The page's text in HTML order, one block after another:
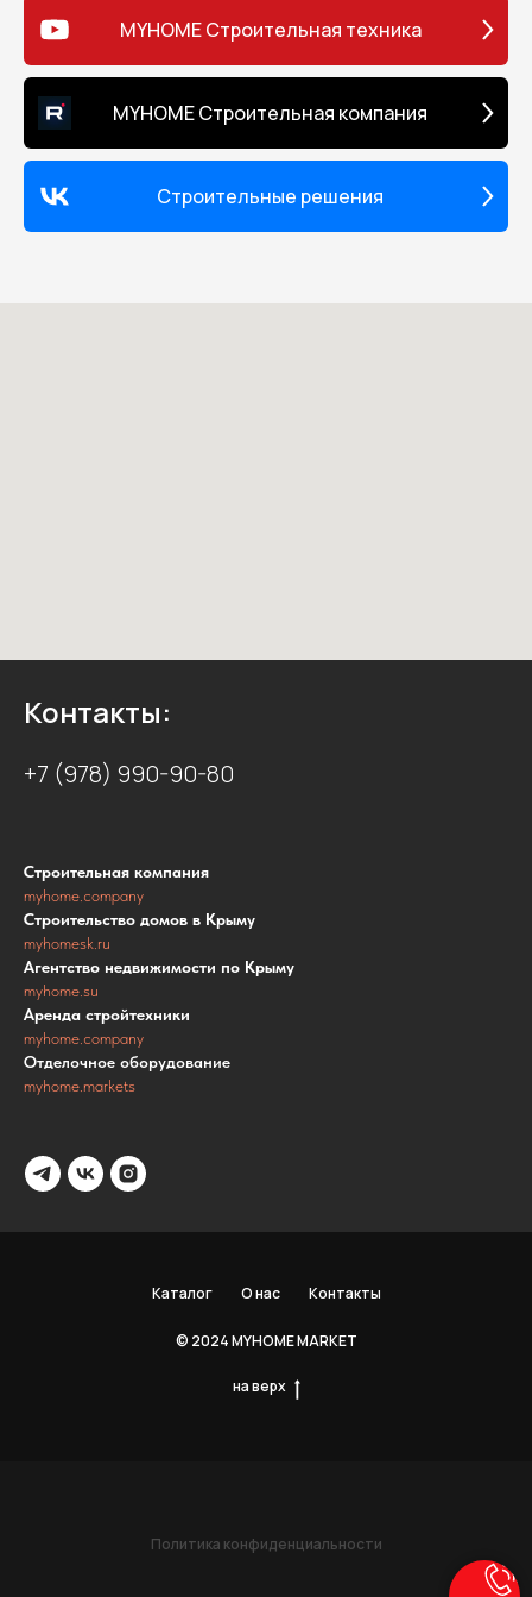
MYHOME Строительная техника
MYHOME Строительная компания
Строительные решения
Контакты:
+7 (978) 990-90-80
Строительная компания
myhome.company
Строительство домов в Крыму
myhomesk.ru
Агентство недвижимости по Крыму
myhome.su
Аренда стройтехники
myhome.company
Отделочное оборудование
myhome.markets
Каталог О нас Контакты
© 2024 MYHOME MARKET
на верх
Политика конфиденциальности